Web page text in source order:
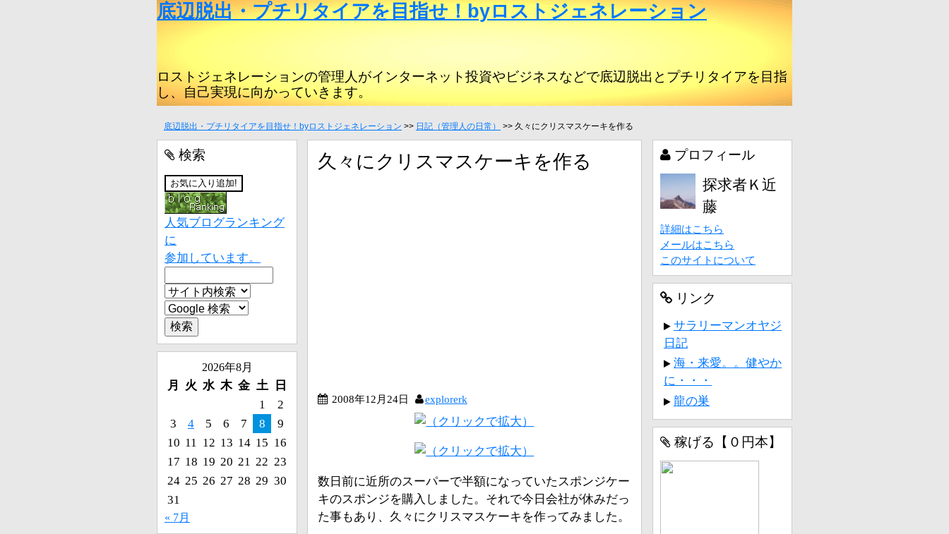
底辺脱出・プチリタイアを目指せ！byロストジェネレーション
ロストジェネレーションの管理人がインターネット投資やビジネスなどで底辺脱出とプチリタイアを目指
し、自己実現に向かっていきます。
底辺脱出・プチリタイアを目指せ！byロストジェネレーション >> 日記（管理人の日常） >> 久々にクリスマスケーキを作る
久々にクリスマスケーキを作る
2008年12月24日 explorerk
数日前に近所のスーパーで半額になっていたスポンジケー
キのスポンジを購入しました。それで今日会社が休みだっ
た事もあり、久々にクリスマスケーキを作ってみました。
検索
人気ブログランキング
に
参加しています。
2026年8月
月 火 水 木 金 土
日
1
2
3
4 5 6 7 8
9
10 11 12 13 14 15 16
17 18 19 20 21 22 23
24 25 26 27 28 29 30
31
« 7月
プロフィール
探求者Ｋ近
藤
詳細はこちら
メールはこちら
このサイトについて
リンク
サラリーマンオヤジ
日記
海・来愛。。健やか
に・・・
龍の巣
稼げる【０円本】